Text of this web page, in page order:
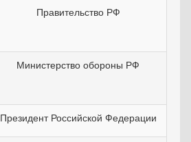
Правительство РФ
Министерство обороны РФ
Президент Российской Федерации